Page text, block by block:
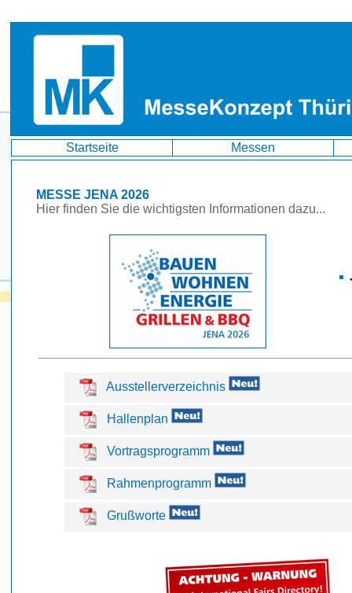
Startseite Messen
MESSE JENA 2026
Hier finden Sie die wichtigsten Informationen dazu...
Ausstellerverzeichnis
Hallenplan
Vortragsprogramm
Rahmenprogramm
Grußworte